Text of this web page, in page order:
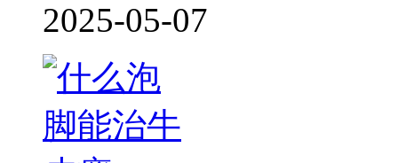
2025-05-07